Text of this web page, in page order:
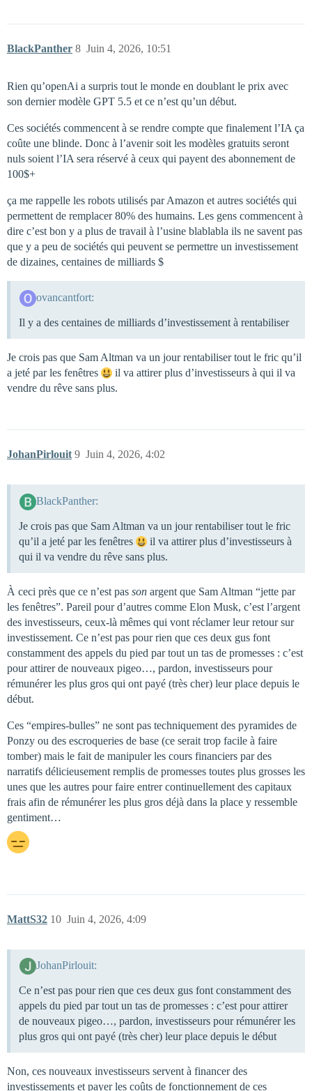
BlackPanther Juin 4, 2026, 10:51
8
Rien qu’openAi a surpris tout le monde en doublant le prix avec
son dernier modèle GPT 5.5 et ce n’est qu’un début.
Ces sociétés commencent à se rendre compte que finalement l’IA ça
coûte une blinde. Donc à l’avenir soit les modèles gratuits seront
nuls soient l’IA sera réservé à ceux qui payent des abonnement de
100$+
ça me rappelle les robots utilisés par Amazon et autres sociétés qui
permettent de remplacer 80% des humains. Les gens commencent à
dire c’est bon y a plus de travail à l’usine blablabla ils ne savent pas
que y a peu de sociétés qui peuvent se permettre un investissement
de dizaines, centaines de milliards $
ovancantfort:
Il y a des centaines de milliards d’investissement à rentabiliser
Je crois pas que Sam Altman va un jour rentabiliser tout le fric qu’il
a jeté par les fenêtres
il va attirer plus d’investisseurs à qui il va
vendre du rêve sans plus.
JohanPirlouit Juin 4, 2026, 4:02
9
BlackPanther:
Je crois pas que Sam Altman va un jour rentabiliser tout le fric
qu’il a jeté par les fenêtres
il va attirer plus d’investisseurs à
qui il va vendre du rêve sans plus.
À ceci près que ce n’est pas son argent que Sam Altman “jette par
les fenêtres”. Pareil pour d’autres comme Elon Musk, c’est l’argent
des investisseurs, ceux-là mêmes qui vont réclamer leur retour sur
investissement. Ce n’est pas pour rien que ces deux gus font
constamment des appels du pied par tout un tas de promesses : c’est
pour attirer de nouveaux pigeo…, pardon, investisseurs pour
rémunérer les plus gros qui ont payé (très cher) leur place depuis le
début.
Ces “empires-bulles” ne sont pas techniquement des pyramides de
Ponzy ou des escroqueries de base (ce serait trop facile à faire
tomber) mais le fait de manipuler les cours financiers par des
narratifs délicieusement remplis de promesses toutes plus grosses les
unes que les autres pour faire entrer continuellement des capitaux
frais afin de rémunérer les plus gros déjà dans la place y ressemble
gentiment…
MattS32 Juin 4, 2026, 4:09
10
JohanPirlouit:
Ce n’est pas pour rien que ces deux gus font constamment des
appels du pied par tout un tas de promesses : c’est pour attirer
de nouveaux pigeo…, pardon, investisseurs pour rémunérer les
plus gros qui ont payé (très cher) leur place depuis le début
Non, ces nouveaux investisseurs servent à financer des
investissements et payer les coûts de fonctionnement de ces